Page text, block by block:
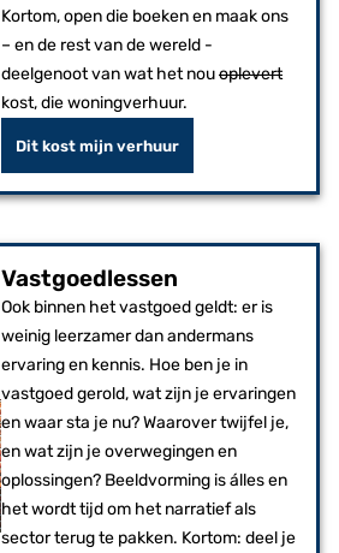
Kortom, open die boeken en maak ons
– en de rest van de wereld -
deelgenoot van wat het nouoplevert
kost, die woningverhuur.
Dit kost mijn verhuur
Vastgoedlessen
Ook binnen het vastgoed geldt: er is
weinig leerzamer dan andermans
ervaring en kennis. Hoe ben je in
vastgoed gerold, wat zijn je ervaringen
en waar sta je nu? Waarover twijfel je,
en wat zijn je overwegingen en
oplossingen? Beeldvorming is álles en
het wordt tijd om het narratief als
sector terug te pakken. Kortom: deel je